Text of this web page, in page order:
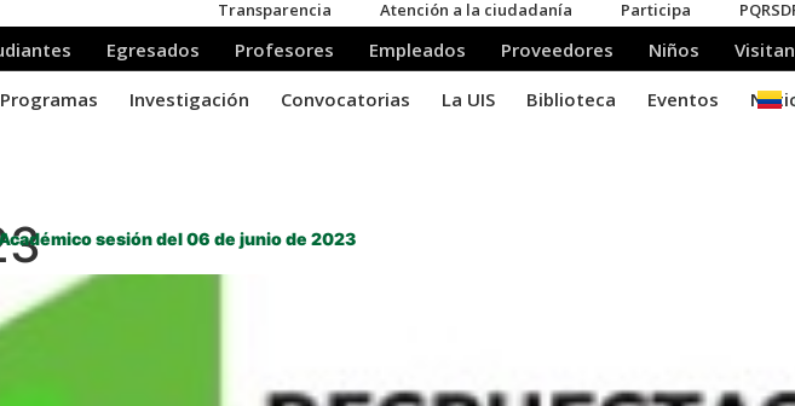
sesión del 06 de junio de 2023